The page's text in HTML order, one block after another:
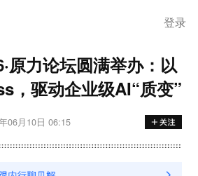
登录
原力论坛圆满举办：以
，驱动企业级AI“质变”
06月10日 06:15